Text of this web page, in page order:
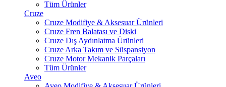
Tüm Ürünler
Cruze
Cruze Modifiye & Aksesuar Ürünleri
Cruze Fren Balatası ve Diski
Cruze Dış Aydınlatma Ürünleri
Cruze Arka Takım ve Süspansiyon
Cruze Motor Mekanik Parçaları
Tüm Ürünler
Aveo